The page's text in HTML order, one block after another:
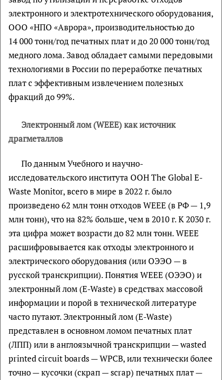
электронного и электротехнического оборудования,
ООО «НПО «Аврора», производительностью до
14 000 тонн/год печатных плат и до 20 000 тонн/год
медного лома. Завод обладает самыми передовыми
технологиями в России по переработке печатных
плат с эффективным извлечением полезных
фракций до 99%.
Электронный лом (WEEE) как источник
драгметаллов
По данным Учебного и научно-
исследовательского института ООН The Global E-
Waste Monitor, всего в мире в 2022 г. было
произведено 62 млн тонн отходов WEEE (в РФ — 1,9
млн тонн), что на 82% больше, чем в 2010 г. К 2030 г.
эта цифра может возрасти до 82 млн тонн. WEEE
расшифровывается как отходы электронного и
электрического оборудования (или ОЭЭО — в
русской транскрипции). Понятия WEEE (ОЭЭО) и
электронный лом (E-Waste) в средствах массовой
информации и порой в технической литературе
часто путают. Электронный лом (E-Waste)
представлен в основном ломом печатных плат
(ЛПП) или в англоязычной транскрипции — wasted
printed circuit boards — WPCB, или технически более
точно — кусочки (скрап — scrap) печатных плат —